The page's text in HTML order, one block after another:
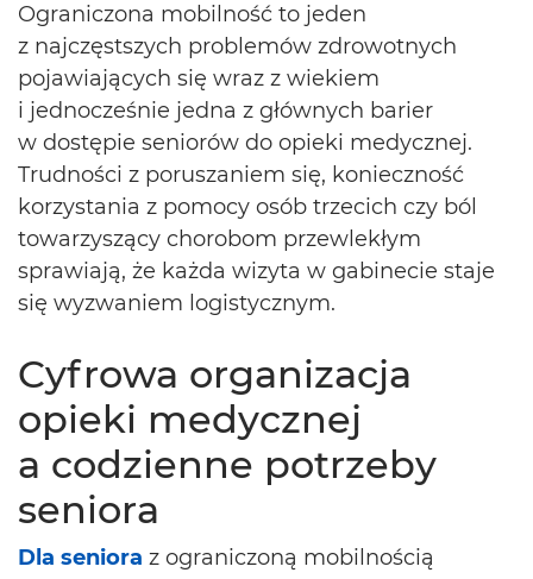
Ograniczona mobilność to jeden
z najczęstszych problemów zdrowotnych
pojawiających się wraz z wiekiem
i jednocześnie jedna z głównych barier
w dostępie seniorów do opieki medycznej.
Trudności z poruszaniem się, konieczność
korzystania z pomocy osób trzecich czy ból
towarzyszący chorobom przewlekłym
sprawiają, że każda wizyta w gabinecie staje
się wyzwaniem logistycznym.
Cyfrowa organizacja
opieki medycznej
a codzienne potrzeby
seniora
Dla seniora z ograniczoną mobilnością